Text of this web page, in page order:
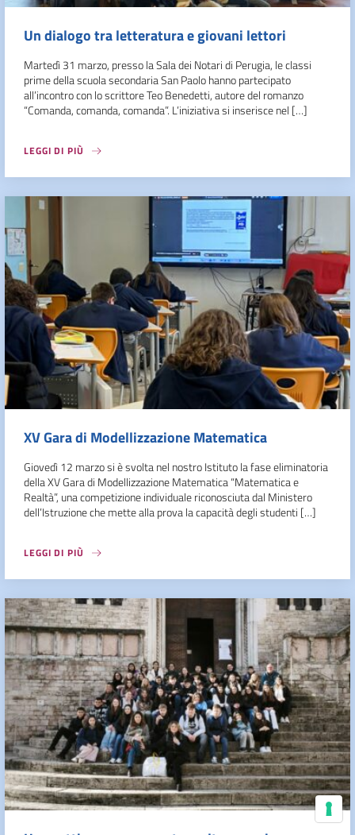
Un dialogo tra letteratura e giovani lettori
Martedì 31 marzo, presso la Sala dei Notari di Perugia, le classi
prime della scuola secondaria San Paolo hanno partecipato
all’incontro con lo scrittore Teo Benedetti, autore del romanzo
“Comanda, comanda, comanda”. L’iniziativa si inserisce nel […]
LEGGI DI PIÙ
XV Gara di Modellizzazione Matematica
Giovedì 12 marzo si è svolta nel nostro Istituto la fase eliminatoria
della XV Gara di Modellizzazione Matematica “Matematica e
Realtà”, una competizione individuale riconosciuta dal Ministero
dell’Istruzione che mette alla prova la capacità degli studenti […]
LEGGI DI PIÙ
Le